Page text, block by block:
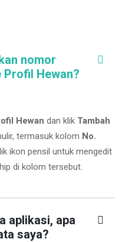
nomor
Profil Hewan?
Hewan dan klik Tambah
termasuk kolom No.
ikon pensil untuk mengedit
di kolom tersebut.
aplikasi, apa
saya?